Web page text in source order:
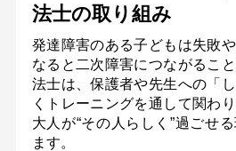
法士の取り組み
発達障害のある子どもは失敗
なると二次障害につながるこ
法士は、保護者や先生への「
くトレーニングを通して関わ
大人が“その人らしく”過ごせ
ます。